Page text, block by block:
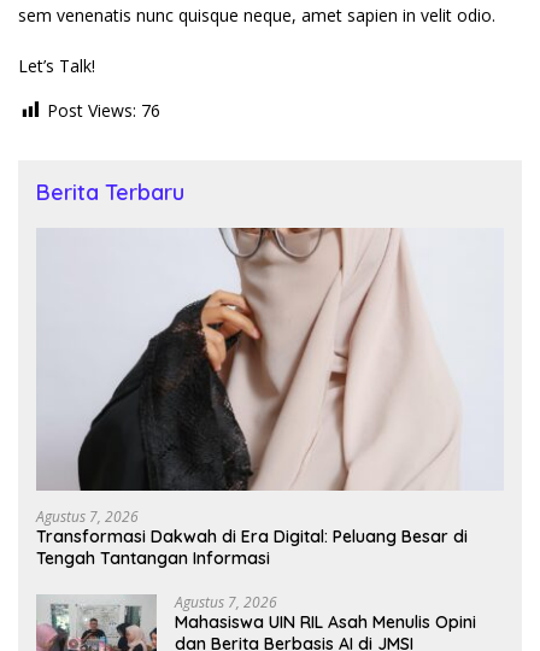
sem venenatis nunc quisque neque, amet sapien in velit odio.
Let’s Talk!
Post Views: 76
Berita Terbaru
Agustus 7, 2026
Transformasi Dakwah di Era Digital: Peluang Besar di
Tengah Tantangan Informasi
Agustus 7, 2026
Mahasiswa UIN RIL Asah Menulis Opini
dan Berita Berbasis AI di JMSI